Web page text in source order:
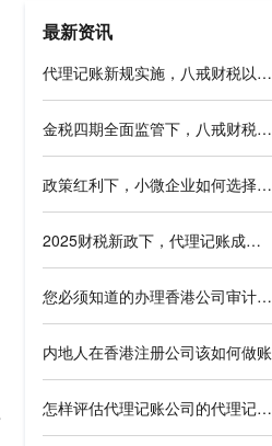
最新资讯
代理记账新规实施，八戒财税以资质+服务双认证护航企业
金税四期全面监管下，八戒财税助您构建财税安全屏障
政策红利下，小微企业如何选择专业代账伙伴？
2025财税新政下，代理记账成企业降本增效新引擎
您必须知道的办理香港公司审计的原因
内地人在香港注册公司该如何做账
怎样评估代理记账公司的代理记账能力